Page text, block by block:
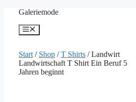
springen
Galeriemode
Menü
Start / Shop /T Shirts / Landwirt
Landwirtschaft T Shirt Ein Beruf 5
Jahren beginnt